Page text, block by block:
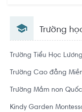
Trường
Trường Tiểu Học
Trường Cao đẳng
Trường Mầm non
Kindy Garden